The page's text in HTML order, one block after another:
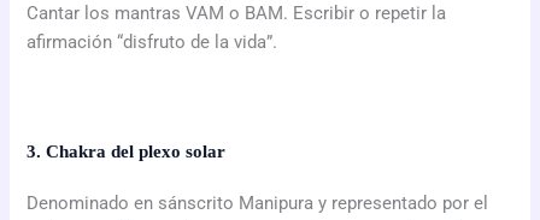
Cantar los mantras VAM o BAM. Escribir o repetir la
afirmación “disfruto de la vida”.
3. Chakra del plexo solar
Denominado en sánscrito Manipura y representado por el